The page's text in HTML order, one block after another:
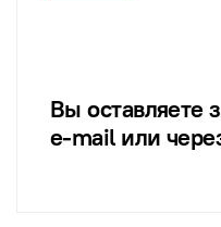
Вы оставляете
e-mail или